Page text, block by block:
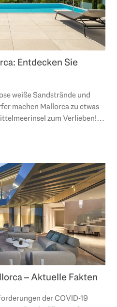
Entdecken Sie
weiße Sandstrände und
machen Mallorca zu etwas
zum Verlieben!
– Aktuelle Fakten
der COVID-19